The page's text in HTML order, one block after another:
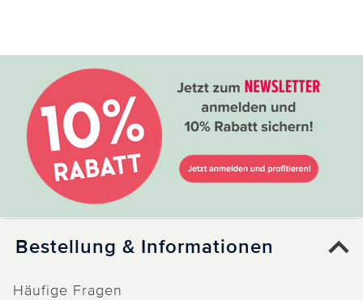
Bestellung & Informationen
Häufige Fragen